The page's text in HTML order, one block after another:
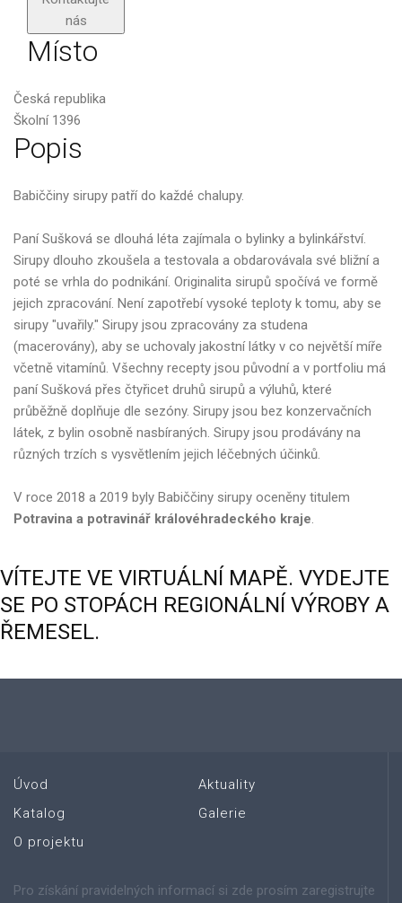
nás
Místo
Česká republika
Školní 1396
Popis
Babiččiny sirupy patří do každé chalupy.
Paní Sušková se dlouhá léta zajímala o bylinky a bylinkářství.
Sirupy dlouho zkoušela a testovala a obdarovávala své bližní a
poté se vrhla do podnikání. Originalita sirupů spočívá ve formě
jejich zpracování. Není zapotřebí vysoké teploty k tomu, aby se
sirupy "uvařily." Sirupy jsou zpracovány za studena
(macerovány), aby se uchovaly jakostní látky v co největší míře
včetně vitamínů. Všechny recepty jsou původní a v portfoliu má
paní Sušková přes čtyřicet druhů sirupů a výluhů, které
průběžně doplňuje dle sezóny. Sirupy jsou bez konzervačních
látek, z bylin osobně nasbíraných. Sirupy jsou prodávány na
různých trzích s vysvětlením jejich léčebných účinků.
V roce 2018 a 2019 byly Babiččiny sirupy oceněny titulem
Potravina a potravinář královéhradeckého kraje.
VÍTEJTE VE VIRTUÁLNÍ MAPĚ. VYDEJTE
SE PO STOPÁCH REGIONÁLNÍ VÝROBY A
ŘEMESEL.
Úvod
Katalog
O projektu
Aktuality
Galerie
Pro získání pravidelných informací si zde prosím zaregistrujte